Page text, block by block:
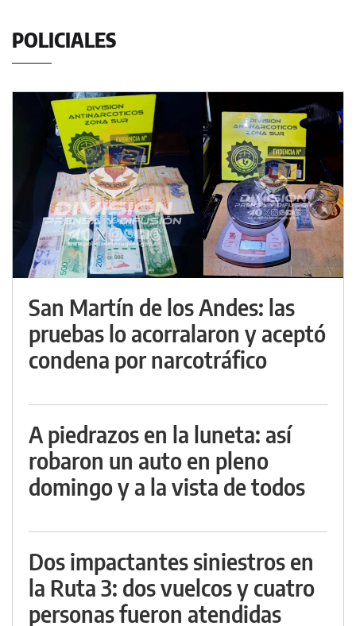
POLICIALES
San Martín de los Andes: las
pruebas lo acorralaron y aceptó
condena por narcotráfico
A piedrazos en la luneta: así
robaron un auto en pleno
domingo y a la vista de todos
Dos impactantes siniestros en
la Ruta 3: dos vuelcos y cuatro
personas fueron atendidas